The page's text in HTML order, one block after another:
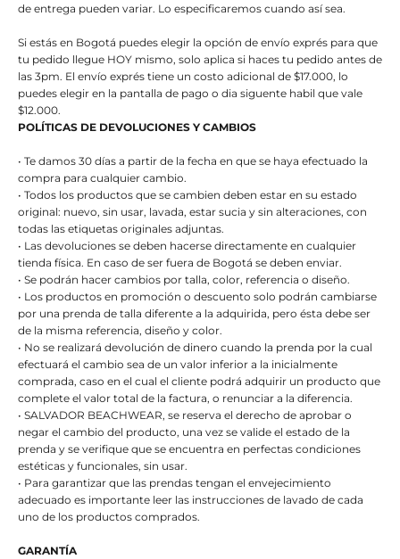
de entrega pueden variar. Lo especificaremos cuando así sea.
Si estás en Bogotá puedes elegir la opción de envío exprés para que
tu pedido llegue HOY mismo, solo aplica si haces tu pedido antes de
las 3pm. El envío exprés tiene un costo adicional de $17.000, lo
puedes elegir en la pantalla de pago o dia siguente habil que vale
$12.000.
POLÍTICAS DE DEVOLUCIONES Y CAMBIOS
• Te damos 30 días a partir de la fecha en que se haya efectuado la
compra para cualquier cambio.
• Todos los productos que se cambien deben estar en su estado
original: nuevo, sin usar, lavada, estar sucia y sin alteraciones, con
todas las etiquetas originales adjuntas.
• Las devoluciones se deben hacerse directamente en cualquier
tienda física. En caso de ser fuera de Bogotá se deben enviar.
• Se podrán hacer cambios por talla, color, referencia o diseño.
• Los productos en promoción o descuento solo podrán cambiarse
por una prenda de talla diferente a la adquirida, pero ésta debe ser
de la misma referencia, diseño y color.
• No se realizará devolución de dinero cuando la prenda por la cual
efectuará el cambio sea de un valor inferior a la inicialmente
comprada, caso en el cual el cliente podrá adquirir un producto que
complete el valor total de la factura, o renunciar a la diferencia.
• SALVADOR BEACHWEAR, se reserva el derecho de aprobar o
negar el cambio del producto, una vez se valide el estado de la
prenda y se verifique que se encuentra en perfectas condiciones
estéticas y funcionales, sin usar.
• Para garantizar que las prendas tengan el envejecimiento
adecuado es importante leer las instrucciones de lavado de cada
uno de los productos comprados.
GARANTÍA